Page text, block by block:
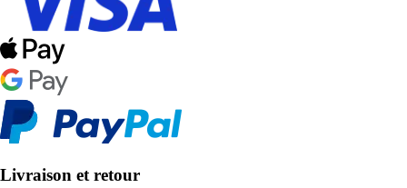
Livraison et retour